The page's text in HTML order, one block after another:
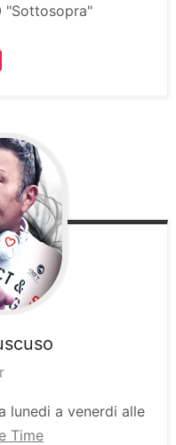
"Sottosopra"
lunedi a venerdi alle
Time